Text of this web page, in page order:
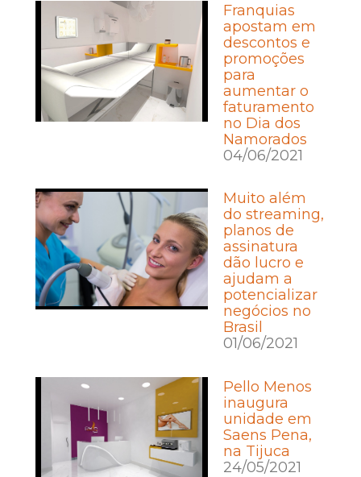
Franquias
apostam em
descontos e
promoções
para
aumentar o
faturamento
no Dia dos
Namorados
04/06/2021
Muito além
do streaming,
planos de
assinatura
dão lucro e
ajudam a
potencializar
negócios no
Brasil
01/06/2021
Pello Menos
inaugura
unidade em
Saens Pena,
na Tijuca
24/05/2021